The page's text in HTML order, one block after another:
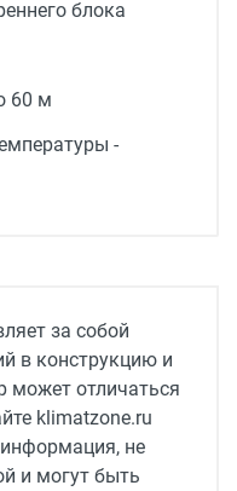
блока
60 м
-
за собой
в конструкцию и
может отличаться
klimatzone.ru
не
и могут быть